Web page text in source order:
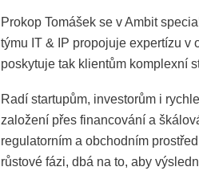
Prokop Tomášek se v Ambit
týmu IT & IP propojuje expertízu v
poskytuje tak klientům komplexní
Radí startupům, investorům i
založení přes financování a
regulatorním a obchodním
růstové fázi, dbá na to, aby